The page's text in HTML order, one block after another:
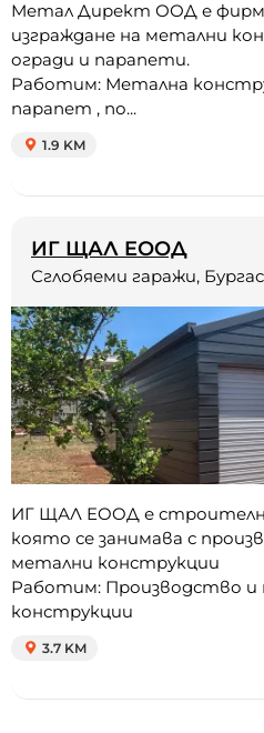
Метал Директ ООД е
изграждане на метални
огради и парапети.
Работим: Метална
парапет , по...
1.9 KM
ИГ ЩАЛ EOOД
Сглобяеми гаражи, Бургас
ИГ ЩАЛ EOOД е
която се занимава с
метални конструкции
Работим: Производство
конструкции
3.7 KM